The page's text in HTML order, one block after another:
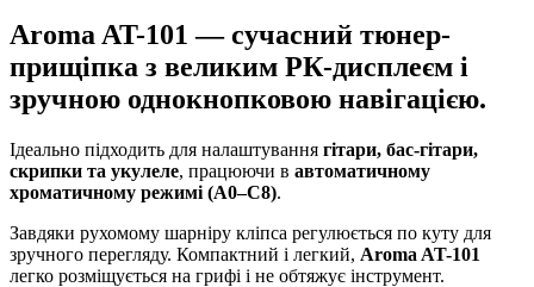
Aroma AT-101 — сучасний тюнер-
прищіпка з великим РК-дисплеєм і
зручною однокнопковою навігацією.
Ідеально підходить для налаштування гітари, бас-гітари,
скрипки та укулеле, працюючи в автоматичному
хроматичному режимі (A0–C8).
Завдяки рухомому шарніру кліпса регулюється по куту для
зручного перегляду. Компактний і легкий, Aroma AT-101
легко розміщується на грифі і не обтяжує інструмент.